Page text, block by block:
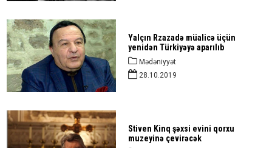
Yalçın Rzazadə müalicə üçün
yenidən Türkiyəyə aparılıb
Mədəniyyət
28.10.2019
Stiven Kinq şəxsi evini qorxu
muzeyinə çevirəcək